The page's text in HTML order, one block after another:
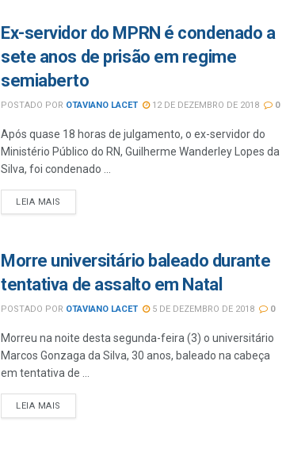
Ex-servidor do MPRN é condenado a
sete anos de prisão em regime
semiaberto
POSTADO POR OTAVIANO LACET 12 DE DEZEMBRO DE 2018 0
Após quase 18 horas de julgamento, o ex-servidor do
Ministério Público do RN, Guilherme Wanderley Lopes da
Silva, foi condenado ...
LEIA MAIS
Morre universitário baleado durante
tentativa de assalto em Natal
POSTADO POR OTAVIANO LACET 5 DE DEZEMBRO DE 2018 0
Morreu na noite desta segunda-feira (3) o universitário
Marcos Gonzaga da Silva, 30 anos, baleado na cabeça
em tentativa de ...
LEIA MAIS